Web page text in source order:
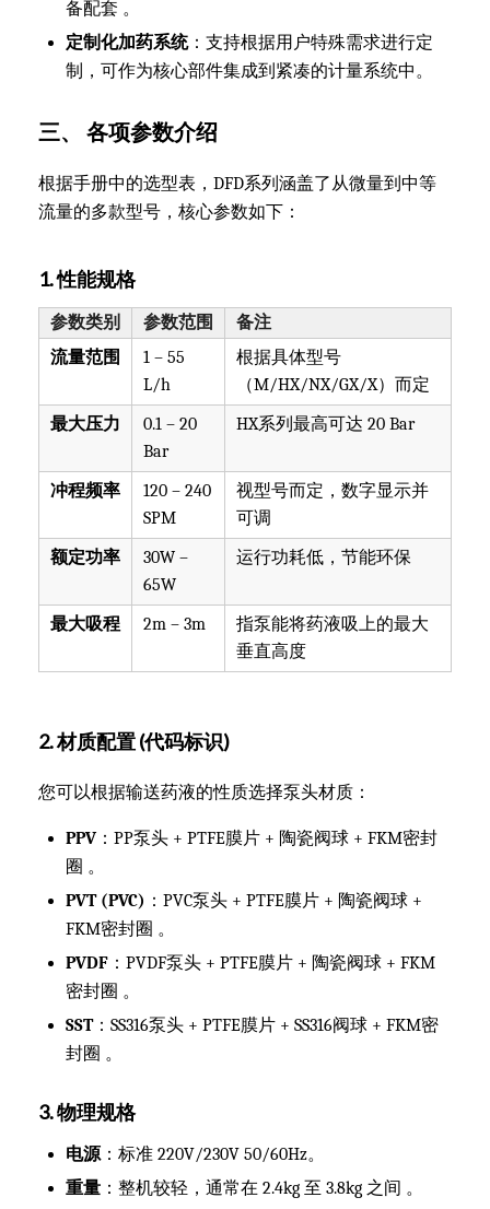
备配套 。
定制化加药系统：支持根据用户特殊需求进行定
制，可作为核心部件集成到紧凑的计量系统中。
三、 各项参数介绍
根据手册中的选型表，DFD系列涵盖了从微量到中等
流量的多款型号，核心参数如下：
1. 性能规格
参数类别 参数范围
备注
流量范围
1 – 55
L/h
根据具体型号
（M/HX/NX/GX/X）而定
最大压力
0.1 – 20
Bar
HX系列最高可达 20 Bar
冲程频率
120 – 240
SPM
视型号而定，数字显示并
可调
额定功率
30W –
65W
运行功耗低，节能环保
最大吸程 2m – 3m
指泵能将药液吸上的最大
垂直高度
2. 材质配置 (代码标识)
您可以根据输送药液的性质选择泵头材质：
PPV ：PP泵头 + PTFE膜片 + 陶瓷阀球 + FKM密封
圈 。
PVT (PVC) ：PVC泵头 + PTFE膜片 + 陶瓷阀球 +
FKM密封圈 。
PVDF ：PVDF泵头 + PTFE膜片 + 陶瓷阀球 + FKM
密封圈 。
SST：SS316泵头 + PTFE膜片 + SS316阀球 + FKM密
封圈 。
3. 物理规格
电源 ：标准 220V/230V 50/60Hz。
重量 ：整机较轻，通常在 2.4kg 至 3.8kg 之间 。